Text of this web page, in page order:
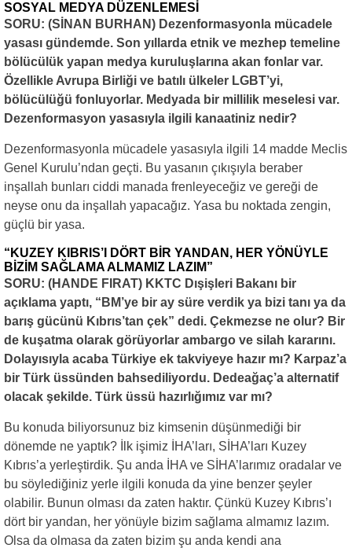
SOSYAL MEDYA DÜZENLEMESİ
SORU: (SİNAN BURHAN) Dezenformasyonla mücadele
yasası gündemde. Son yıllarda etnik ve mezhep temeline
bölücülük yapan medya kuruluşlarına akan fonlar var.
Özellikle Avrupa Birliği ve batılı ülkeler LGBT’yi,
bölücülüğü fonluyorlar. Medyada bir millilik meselesi var.
Dezenformasyon yasasıyla ilgili kanaatiniz nedir?
Dezenformasyonla mücadele yasasıyla ilgili 14 madde Meclis
Genel Kurulu’ndan geçti. Bu yasanın çıkışıyla beraber
inşallah bunları ciddi manada frenleyeceğiz ve gereği de
neyse onu da inşallah yapacağız. Yasa bu noktada zengin,
güçlü bir yasa.
“KUZEY KIBRIS’I DÖRT BİR YANDAN, HER YÖNÜYLE
BİZİM SAĞLAMA ALMAMIZ LAZIM”
SORU: (HANDE FIRAT) KKTC Dışişleri Bakanı bir
açıklama yaptı, “BM’ye bir ay süre verdik ya bizi tanı ya da
barış gücünü Kıbrıs’tan çek” dedi. Çekmezse ne olur? Bir
de kuşatma olarak görüyorlar ambargo ve silah kararını.
Dolayısıyla acaba Türkiye ek takviyeye hazır mı? Karpaz’a
bir Türk üssünden bahsediliyordu. Dedeağaç’a alternatif
olacak şekilde. Türk üssü hazırlığımız var mı?
Bu konuda biliyorsunuz biz kimsenin düşünmediği bir
dönemde ne yaptık? İlk işimiz İHA’ları, SİHA’ları Kuzey
Kıbrıs’a yerleştirdik. Şu anda İHA ve SİHA’larımız oradalar ve
bu söylediğiniz yerle ilgili konuda da yine benzer şeyler
olabilir. Bunun olması da zaten haktır. Çünkü Kuzey Kıbrıs’ı
dört bir yandan, her yönüyle bizim sağlama almamız lazım.
Olsa da olmasa da zaten bizim şu anda kendi ana